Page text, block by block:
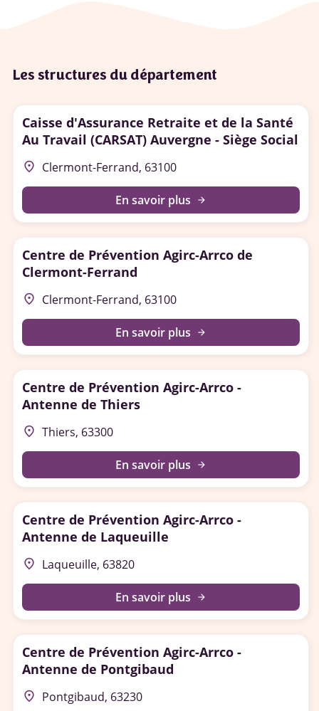
Les structures du département
Caisse d'Assurance Retraite et de la Santé
Au Travail (CARSAT) Auvergne - Siège Social
place Clermont-Ferrand, 63100
En savoir plus arrow_forward
Centre de Prévention Agirc-Arrco de
Clermont-Ferrand
place Clermont-Ferrand, 63100
En savoir plus arrow_forward
Centre de Prévention Agirc-Arrco -
Antenne de Thiers
place Thiers, 63300
En savoir plus arrow_forward
Centre de Prévention Agirc-Arrco -
Antenne de Laqueuille
place Laqueuille, 63820
En savoir plus arrow_forward
Centre de Prévention Agirc-Arrco -
Antenne de Pontgibaud
place Pontgibaud, 63230